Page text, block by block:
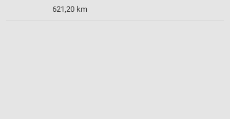
621,20 km